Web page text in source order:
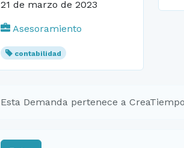
21 de marzo de 2023
Asesoramiento
contabilidad
Esta Demanda pertenece a